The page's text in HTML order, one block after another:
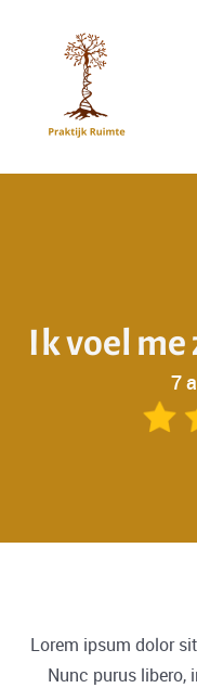
Ikvoel me
7
Lorem ipsum dolor
Nunc purus libero,